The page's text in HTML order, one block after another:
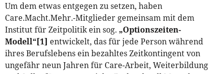
Um dem etwas entgegen zu setzen, haben
Care.Macht.Mehr.-Mitglieder gemeinsam mit dem
Institut für Zeitpolitik ein sog. „Optionszeiten-
Modell“[1] entwickelt, das für jede Person während
ihres Berufslebens ein bezahltes Zeitkontingent von
ungefähr neun Jahren für Care-Arbeit, Weiterbildung